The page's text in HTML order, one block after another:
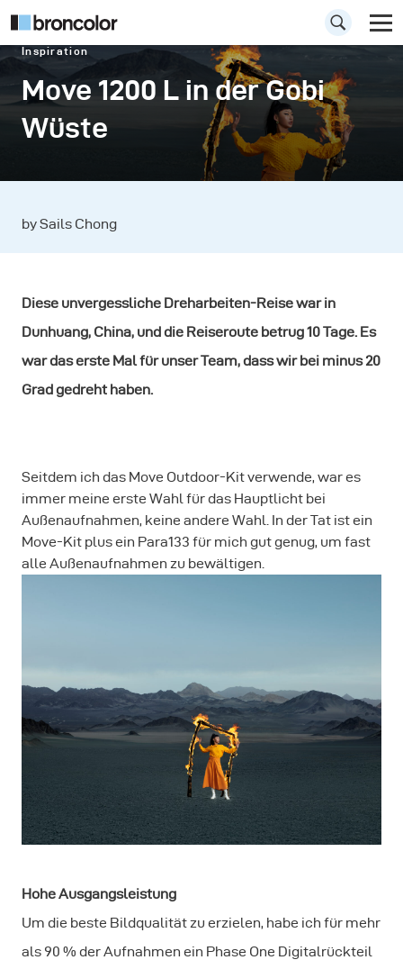
Inspiration
Move 1200 L in der Gobi
Wüste
by Sails Chong
Diese unvergessliche Dreharbeiten-Reise war in
Dunhuang, China, und die Reiseroute betrug 10 Tage. Es
war das erste Mal für unser Team, dass wir bei minus 20
Grad gedreht haben.
Seitdem ich das Move Outdoor-Kit verwende, war es
immer meine erste Wahl für das Hauptlicht bei
Außenaufnahmen, keine andere Wahl. In der Tat ist ein
Move-Kit plus ein Para133 für mich gut genug, um fast
alle Außenaufnahmen zu bewältigen.
Hohe Ausgangsleistung
Um die beste Bildqualität zu erzielen, habe ich für mehr
als 90 % der Aufnahmen ein Phase One Digitalrückteil